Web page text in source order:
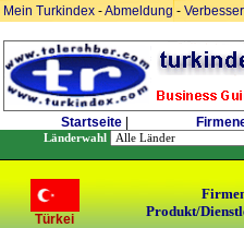
Mein Turkindex -Abmeldung-
Startseite
Länderwahl
Türkei
Produkt/